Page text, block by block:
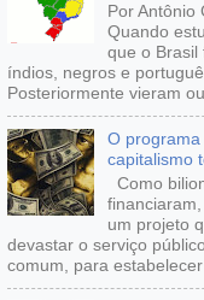
Por Antônio
Quando
que o Brasil
índios, negros e
Posteriormente vieram
O
capitalismo
Como
um projeto
devastar o serviço
comum, para estabelecer